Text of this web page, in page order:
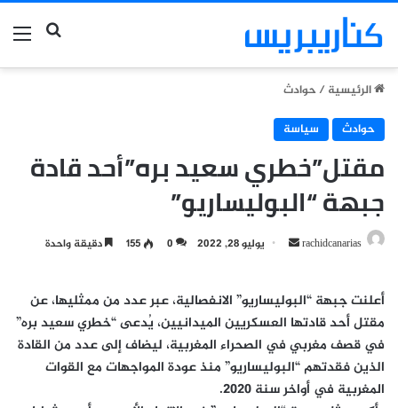
بحث
الرئيسية/حوادث
حوادث
سياسة
مقتل”خطري سعيد بره”أحد قادة
جبهة “البوليساريو”
rachidcanarias
أرسل يوليو 28, 2022 0
155 دقيقة واحدة
أعلنت جبهة “البوليساريو” الانفصالية، عبر عدد من ممثليها، عن
مقتل أحد قادتها العسكريين الميدانيين، يُدعى “خطري سعيد بره”
في قصف مغربي في الصحراء المغربية، ليضاف إلى عدد من القادة
الذين فقدتهم “البوليساريو” منذ عودة المواجهات مع القوات
المغربية في أواخر سنة 2020.